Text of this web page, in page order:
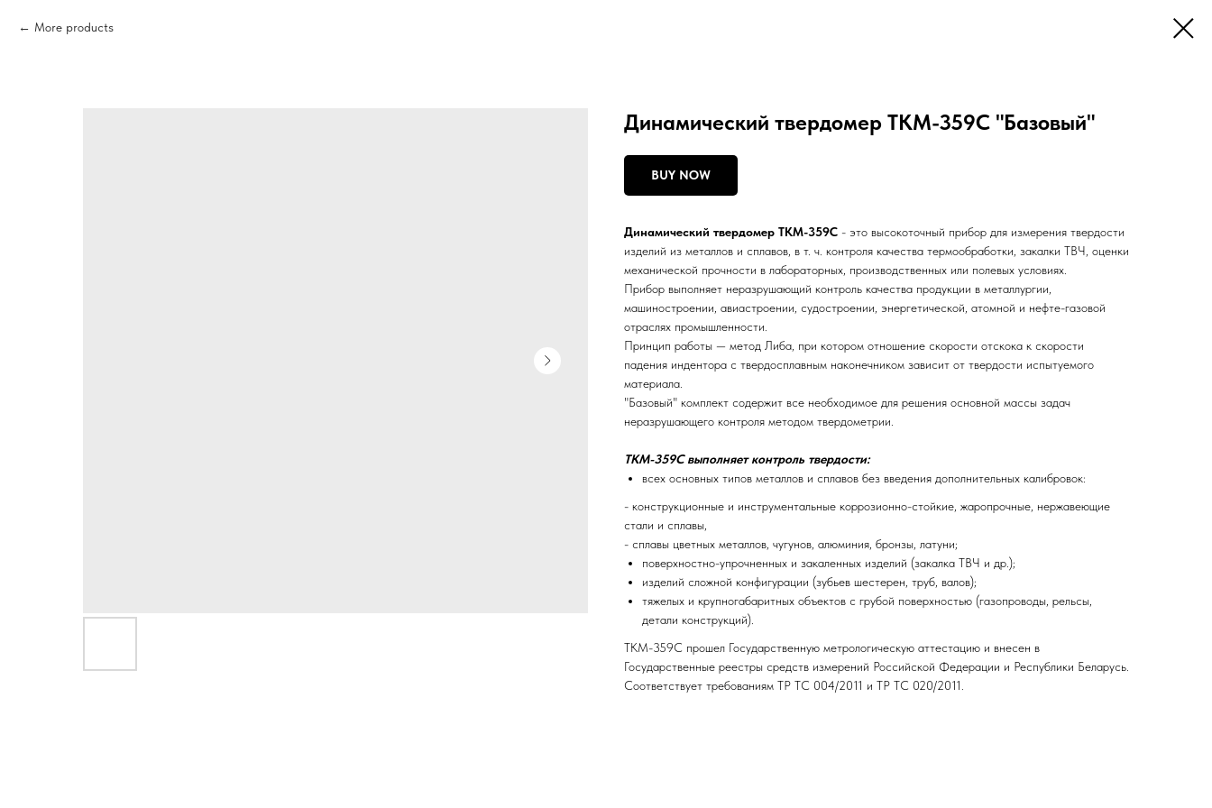
More products
Динамический твердомер ТКМ-359C "Базовый"
BUY NOW
Динамический твердомер ТКМ-359С - это высокоточный прибор для измерения твердости
изделий из металлов и сплавов, в т. ч. контроля качества термообработки, закалки ТВЧ, оценки
механической прочности в лабораторных, производственных или полевых условиях.
Прибор выполняет неразрушающий контроль качества продукции в металлургии,
машиностроении, авиастроении, судостроении, энергетической, атомной и нефте-газовой
отраслях промышленности.
Принцип работы — метод Либа, при котором отношение скорости отскока к скорости
падения индентора с твердосплавным наконечником зависит от твердости испытуемого
материала.
"Базовый" комплект содержит все необходимое для решения основной массы задач
неразрушающего контроля методом твердометрии.
ТКМ-359С выполняет контроль твердости:
всех основных типов металлов и сплавов без введения дополнительных калибровок:
- конструкционные и инструментальные коррозионно-стойкие, жаропрочные, нержавеющие
стали и сплавы,
- сплавы цветных металлов, чугунов, алюминия, бронзы, латуни;
поверхностно-упрочненных и закаленных изделий (закалка ТВЧ и др.);
изделий сложной конфигурации (зубьев шестерен, труб, валов);
тяжелых и крупногабаритных объектов с грубой поверхностью (газопроводы, рельсы,
детали конструкций).
ТКМ-359С прошел Государственную метрологическую аттестацию и внесен в
Государственные реестры средств измерений Российской Федерации и Республики Беларусь.
Соответствует требованиям ТР ТС 004/2011 и ТР ТС 020/2011.